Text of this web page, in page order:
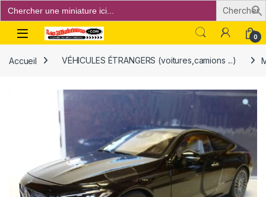
Search
for:
Open 0
Accueil VÉHICULES ÉTRANGERS (voitures,camions ...)